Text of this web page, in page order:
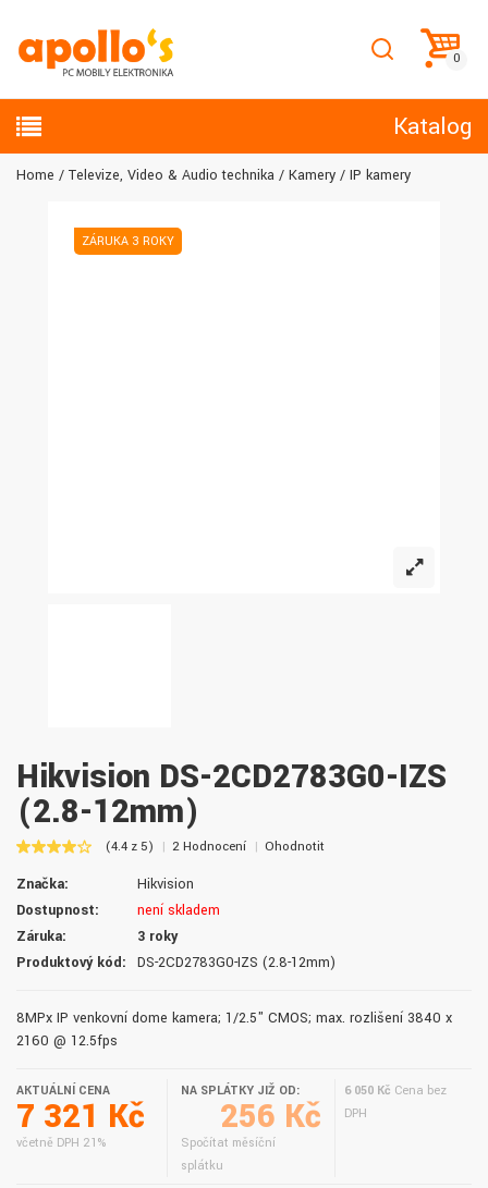
Katalog
Home Televize, Video & Audio technika Kamery IP kamery
ZÁRUKA 3 ROKY
Hikvision DS-2CD2783G0-IZS
(2.8-12mm)
(4.4 z 5) 2 Hodnocení Ohodnotit
Značka:
Hikvision
Dostupnost:
není skladem
Záruka:
3 roky
Produktový kód:
DS-2CD2783G0-IZS (2.8-12mm)
8MPx IP venkovní dome kamera; 1/2.5" CMOS; max. rozlišení 3840 x
2160 @ 12.5fps
AKTUÁLNÍ CENA
7 321 Kč
včetně DPH 21%
NA SPLÁTKY JIŽ OD:
256 Kč
Spočítat měsíční
splátku
6 050 Kč Cena bez
DPH